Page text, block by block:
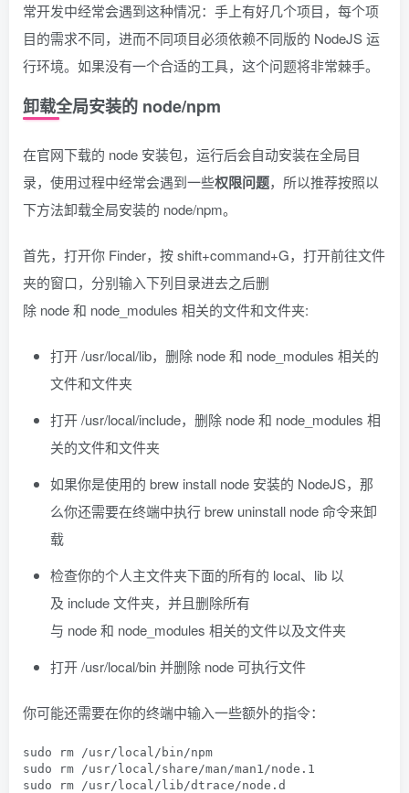
常开发中经常会遇到这种情况：手上有好几个项目，每个项
目的需求不同，进而不同项目必须依赖不同版的 NodeJS 运
行环境。如果没有一个合适的工具，这个问题将非常棘手。
卸载全局安装的 node/npm
在官网下载的 node 安装包，运行后会自动安装在全局目
录，使用过程中经常会遇到一些权限问题，所以推荐按照以
下方法卸载全局安装的 node/npm。
首先，打开你 Finder，按shift+command+G，打开前往文件
夹的窗口，分别输入下列目录进去之后删
除 node和 node_modules 相关的文件和文件夹:
打开/usr/local/lib，删除 node和 node_modules 相关的
文件和文件夹
打开/usr/local/include，删除 node和 node_modules 相
关的文件和文件夹
如果你是使用的 brew install node 安装的 NodeJS，那
么你还需要在终端中执行brew uninstall node命令来卸
载
检查你的个人主文件夹下面的所有的 local、 lib 以
及 include文件夹，并且删除所有
与 node和 node_modules 相关的文件以及文件夹
打开/usr/local/bin并删除 node可执行文件
你可能还需要在你的终端中输入一些额外的指令：
sudo rm /usr/ local/ bin/npm
sudo rm /usr/ local/share/man/man1/node . 1
sudo rm /usr/ local/ lib/dtrace/node . d